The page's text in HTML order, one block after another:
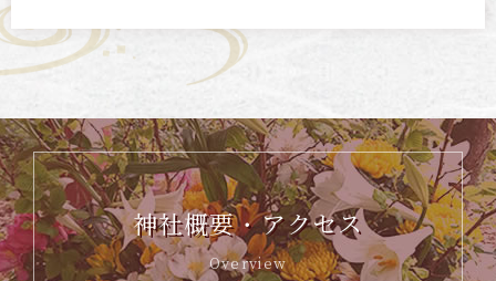
2022.12.29 初詣について
七五三祈願の受付について
2022.9.5 ９月6日の参拝について【お願い】
2022.6.15
ホームページをリニューアルいたしました。
神社概要・アクセス
Overview